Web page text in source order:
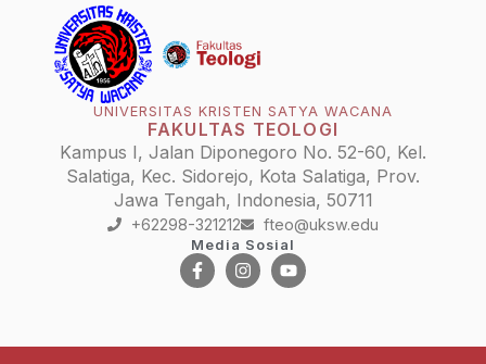
UNIVERSITAS KRISTEN SATYA WACANA
FAKULTAS TEOLOGI
Kampus I, Jalan Diponegoro No. 52-60, Kel.
Salatiga, Kec. Sidorejo, Kota Salatiga, Prov.
Jawa Tengah, Indonesia, 50711
+62298-321212 fteo@uksw.edu
Media Sosial